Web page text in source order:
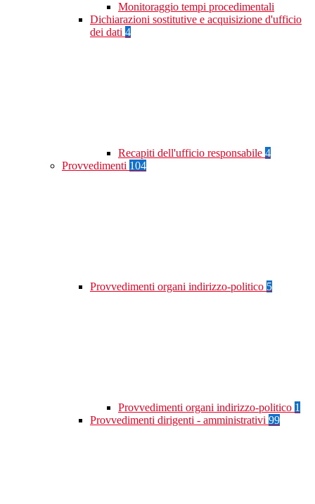
Monitoraggio tempi procedimentali
Dichiarazioni sostitutive e acquisizione d'ufficio
dei dati 4
Recapiti dell'ufficio responsabile 4
Provvedimenti 104
Provvedimenti organi indirizzo-politico 5
Provvedimenti organi indirizzo-politico 1
Provvedimenti dirigenti - amministrativi 99